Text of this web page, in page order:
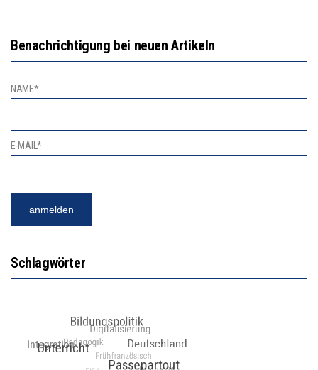
Benachrichtigung bei neuen Artikeln
NAME*
E-MAIL*
Schlagwörter